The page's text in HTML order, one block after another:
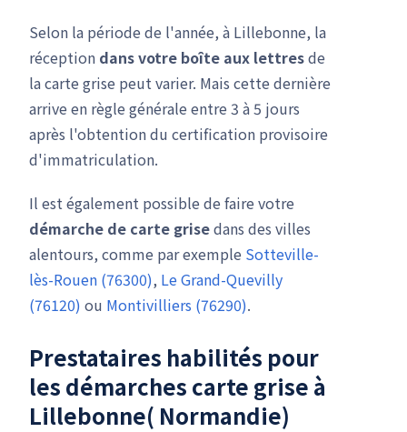
Selon la période de l'année, à Lillebonne, la
réception dans votre boîte aux lettresde
la carte grise peut varier. Mais cette dernière
arrive en règle générale entre 3 à 5 jours
après l'obtention du certification provisoire
d'immatriculation.
Il est également possible de faire votre
démarche de carte grisedans des villes
alentours, comme par exemple Sotteville-
lès-Rouen (76300), Le Grand-Quevilly
(76120) ou Montivilliers (76290).
Prestataires habilités pour
les démarches carte grise à
Lillebonne( Normandie)